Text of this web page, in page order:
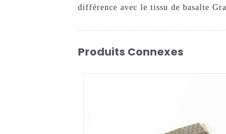
différence avec le tissu de basalte
Produits Connexes